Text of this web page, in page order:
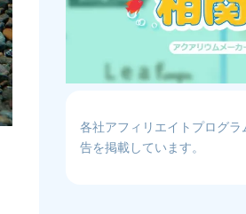
各社アフィリエイトプログ
告を掲載しています。